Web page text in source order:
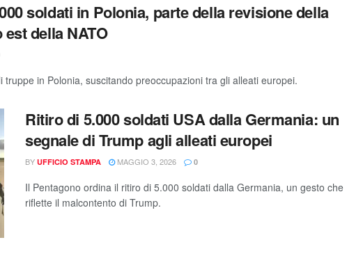
soldati in Polonia, parte della revisione della
della NATO
in Polonia, suscitando preoccupazioni tra gli alleati europei.
Ritiro di 5.000 soldati USA dalla Germania: un
segnale di Trump agli alleati europei
BY UFFICIO STAMPA MAGGIO 3, 2026 0
Il Pentagono ordina il ritiro di 5.000 soldati dalla Germania, un gesto che
riflette il malcontento di Trump.